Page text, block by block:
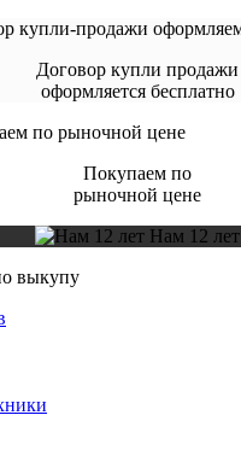
Договор купли продажи
оформляется бесплатно
Покупаем по
рыночной цене
Нам 12 лет
выкупу